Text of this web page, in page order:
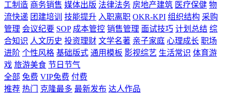
工制造 商务销售 媒体出版 法律法务 房地产建筑 医疗保健 物
流快递 团建培训 技能提升 入职离职 OKR-KPI 组织结构 采购
管理 会议纪要 SOP 成本管控 销售管理 面试技巧 计划总结 综
合知识 人文历史 投资理财 文学名著 亲子家庭 心理成长 职场
进阶 个性风格 基础版式 通用模板 影视综艺 生活常识 体育游
戏 旅游美食 节日节气
全部 免费 VIP免费 付费
推荐 热门 克隆最多 最新发布 达人作品